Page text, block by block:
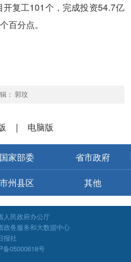
复工101个，完成投资54.7亿
百分点。
： 郭玟
| 电脑版
国家部委 省市政府
市州县区 其他
人民政府办公厅
政务服务和大数据中心
报社
05000618号